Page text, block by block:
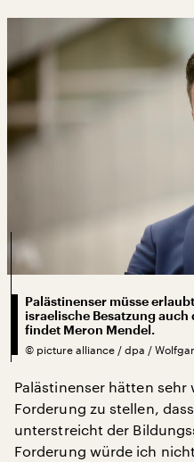
Palästinenser müsse
israelische Besatzung
findet Meron Mendel.
© picture alliance / dpa /
Palästinenser hätten sehr
Forderung zu stellen,
unterstreicht der
Forderung würde ich